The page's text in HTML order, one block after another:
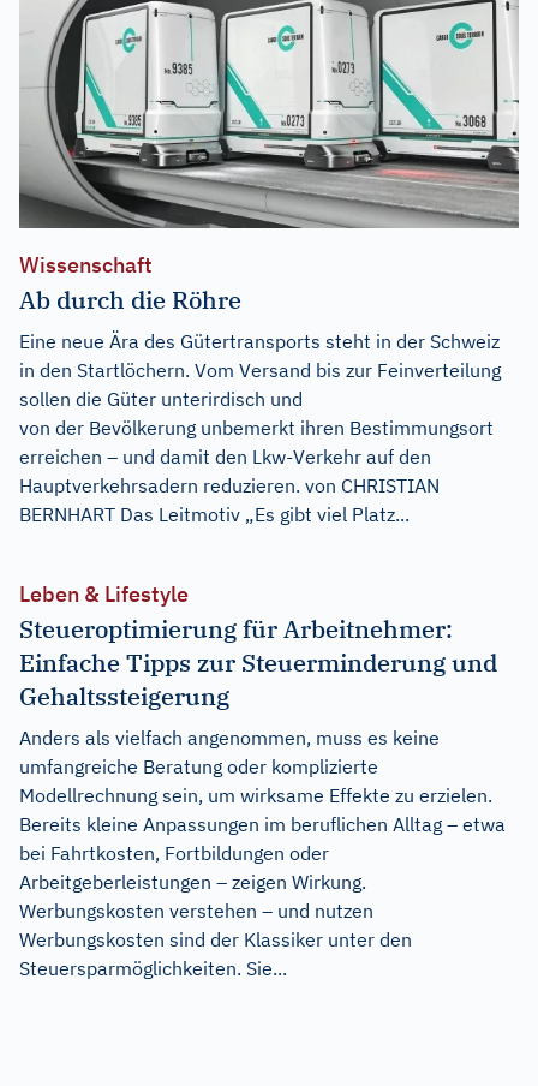
Wissenschaft
Ab durch die Röhre
Eine neue Ära des Gütertransports steht in der Schweiz
in den Startlöchern. Vom Versand bis zur Feinverteilung
sollen die Güter unterirdisch und
von der Bevölkerung unbemerkt ihren Bestimmungsort
erreichen – und damit den Lkw-Verkehr auf den
Hauptverkehrsadern reduzieren. von CHRISTIAN
BERNHART Das Leitmotiv „Es gibt viel Platz...
Leben & Lifestyle
Steueroptimierung für Arbeitnehmer:
Einfache Tipps zur Steuerminderung und
Gehaltssteigerung
Anders als vielfach angenommen, muss es keine
umfangreiche Beratung oder komplizierte
Modellrechnung sein, um wirksame Effekte zu erzielen.
Bereits kleine Anpassungen im beruflichen Alltag – etwa
bei Fahrtkosten, Fortbildungen oder
Arbeitgeberleistungen – zeigen Wirkung.
Werbungskosten verstehen – und nutzen
Werbungskosten sind der Klassiker unter den
Steuersparmöglichkeiten. Sie...